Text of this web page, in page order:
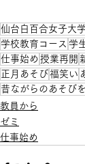
仙台白百合女子大
学校教育コース 学
仕事始め 授業再開
正月あそび福笑い
昔ながらのあそび
教員から
ゼミ
仕事始め